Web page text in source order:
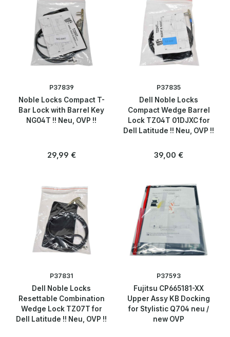
Komponenten
Mainboard
Zubehör
Smartphones
Tablets
Kabel & Adapter
Komponenten & Ersatzteile
Netzwerktechnik
Server
Software
P37839
Noble Locks Compact T-
Bar Lock with Barrel Key
NG04T !! Neu, OVP !!
Regulärer Preis:
29,99 €
P37835
Dell Noble Locks
Compact Wedge Barrel
Lock TZ04T 01DJXC for
Dell Latitude !! Neu, OVP !!
Regulärer Preis:
39,00 €
P37831
Dell Noble Locks
Resettable Combination
Wedge Lock TZ07T for
Dell Latitude !! Neu, OVP !!
P37593
Fujitsu CP665181-XX
Upper Assy KB Docking
for Stylistic Q704 neu /
new OVP